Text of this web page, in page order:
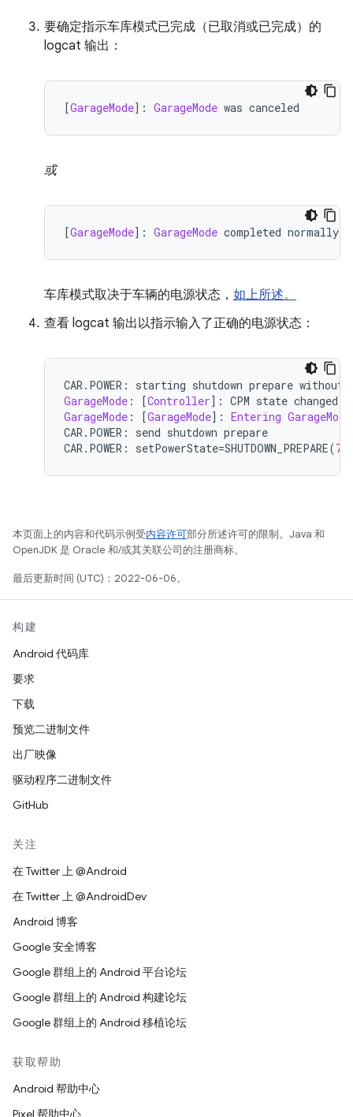
要确定指示车库模式已完成（已取消或已完成）的
logcat 输出：
[GarageMode]: GarageMode was canceled
或
[GarageMode]: GarageMode completed normally
车库模式取决于车辆的电源状态， 如上所述。
查看 logcat 输出以指示输入了正确的电源状态：
CAR . POWER : starting shutdown prepare without
GarageMode : [Controller]: CPM state changed to
GarageMode : [GarageMode]: Entering GarageMode
CAR . POWER :
send shutdown prepare
CAR . POWER : setPowerState=SHUTDOWN_PREPARE(7
本页面上的内容和代码示例受内容许可部分所述许可的限制。Java 和
OpenJDK 是 Oracle 和/或其关联公司的注册商标。
最后更新时间 (UTC)：2022-06-06。
构建
Android 代码库
要求
下载
预览二进制文件
出厂映像
驱动程序二进制文件
GitHub
关注
在 Twitter 上 @Android
在 Twitter 上 @AndroidDev
Android 博客
Google 安全博客
Google 群组上的 Android 平台论坛
Google 群组上的 Android 构建论坛
Google 群组上的 Android 移植论坛
获取帮助
Android 帮助中心
Pixel 帮助中心